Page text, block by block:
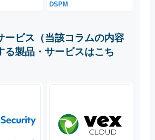
DSPM
ービス（当該コラムの内容
る製品・サービスはこち